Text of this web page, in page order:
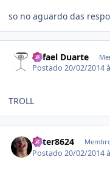
so no aguardo das
Rafael Duarte
Postado20/02/2014
TROLL
Peter8624
Postado20/02/2014